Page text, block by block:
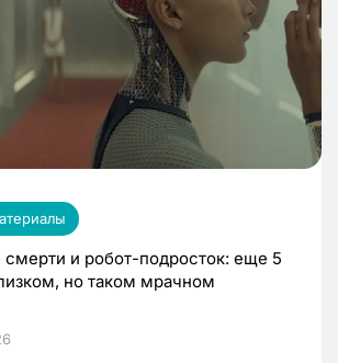
и робот-подросток: еще 5
но таком мрачном